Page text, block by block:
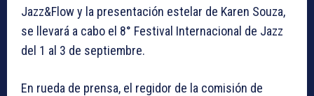
Jazz&Flow y la presentación estelar de Karen Souza,
se llevará a cabo el 8° Festival Internacional de Jazz
del 1 al 3 de septiembre.
En rueda de prensa, el regidor de la comisión de